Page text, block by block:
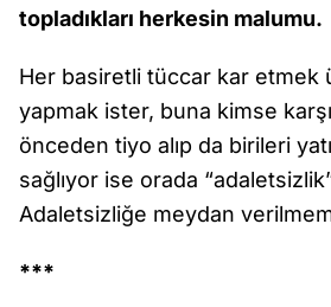
topladıkları herkesin malumu.
Her basiretli tüccar kar etmek
yapmak ister, buna kimse
önceden tiyo alıp da birileri
sağlıyor ise orada
Adaletsizliğe meydan
***